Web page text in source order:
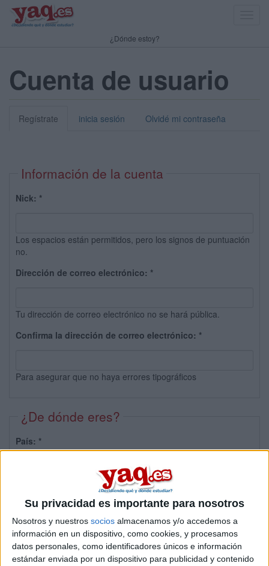
Su privacidad es importante para nosotros
Nosotros y nuestros socios almacenamos y/o accedemos a
información en un dispositivo, como cookies, y procesamos
datos personales, como identificadores únicos e información
estándar enviada por un dispositivo para publicidad y contenido
¿Dónde estoy?
Cuenta de usuario
Regístrate inicia sesión Olvidé mi contraseña
Información de la cuenta
Nick: *
Los espacios están permitidos, pero los signos de puntuación
no.
Dirección de correo electrónico: *
Tu dirección de correo electrónico no se hará pública.
Confirma la dirección de correo electrónico: *
Para asegurar que no haya errores tipográficos
¿De dónde eres?
País: *
Sobre ti